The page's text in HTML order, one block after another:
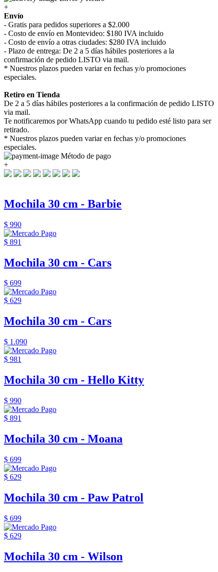
+
Envío
- Gratis para pedidos superiores a $2.000
- Costo de envío en Montevideo: $180 IVA incluido
- Costo de envío a otras ciudades: $280 IVA incluido
- Plazo de entrega: De 2 a 5 días hábiles posteriores a la
confirmación de pedido LISTO via mail.
* Nuestros plazos pueden variar en fechas y/o promociones
especiales.
Retiro en Tienda
De 2 a 5 días hábiles posteriores a la confirmación de pedido LISTO
via mail.
Te notificaremos por WhatsApp cuando tu pedido esté listo para ser
retirado.
* Nuestros plazos pueden variar en fechas y/o promociones
especiales.
Método de pago
+
Mochila 30 cm - Barbie
$ 990
$ 891
Mochila 30 cm - Cars
$ 699
$ 629
Mochila 30 cm - Cars
$ 1.090
$ 981
Mochila 30 cm - Hello Kitty
$ 990
$ 891
Mochila 30 cm - Moana
$ 699
$ 629
Mochila 30 cm - Paw Patrol
$ 699
$ 629
Mochila 30 cm - Wilson